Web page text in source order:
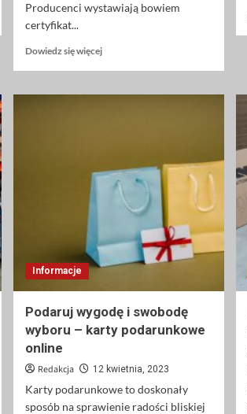
Producenci wystawiają bowiem
certyfikat...
Dowiedz się więcejDowiedz
o
co
go
zdobyć?
Informacje
Podaruj wygodę i swobodę
wyboru – karty podarunkowe
online
Redakcja 12 kwietnia, 2023
Karty podarunkowe to doskonały
sposób na sprawienie radości bliskiej